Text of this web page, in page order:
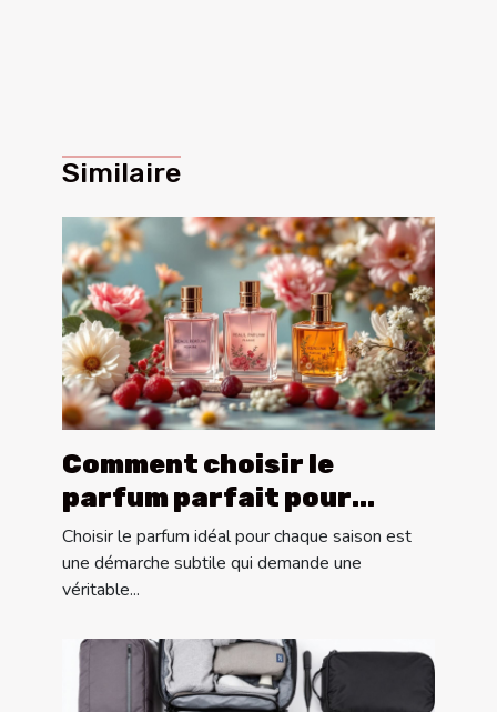
Similaire
Comment choisir le
parfum parfait pour
chaque saison ?
Choisir le parfum idéal pour chaque saison est
une démarche subtile qui demande une
véritable...